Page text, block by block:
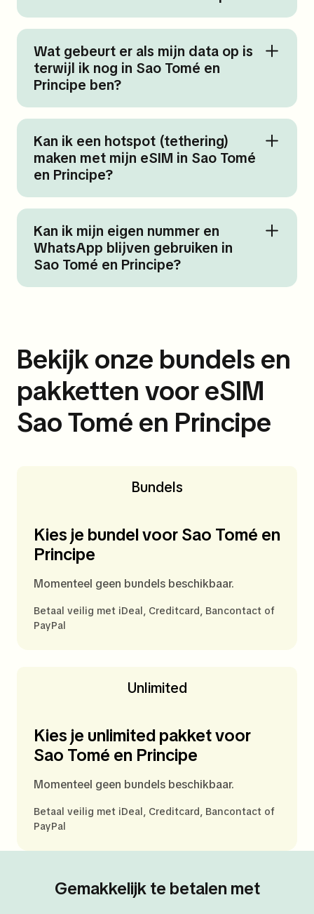
Wat gebeurt er als mijn data op is
terwijl ik nog in Sao Tomé en
Principe ben?
Kan ik een hotspot (tethering)
maken met mijn eSIM in Sao Tomé
en Principe?
Kan ik mijn eigen nummer en
WhatsApp blijven gebruiken in
Sao Tomé en Principe?
Bekijk onze bundels en
pakketten voor eSIM
Sao Tomé en Principe
Bundels
Kies je bundel voor Sao Tomé en
Principe
Momenteel geen bundels beschikbaar.
Betaal veilig met iDeal, Creditcard, Bancontact of
PayPal
Unlimited
Kies je unlimited pakket voor
Sao Tomé en Principe
Momenteel geen bundels beschikbaar.
Betaal veilig met iDeal, Creditcard, Bancontact of
PayPal
Gemakkelijk te betalen met